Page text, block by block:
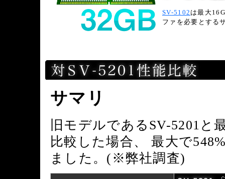
SV-5102 は最大
ファを必要とする
サマリ
旧モデルであるSV-5201と
比較した場合、 最大で
ました。(※弊社調査)